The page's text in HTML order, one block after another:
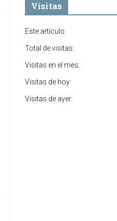
Visitas
Este artículo:
Total de visitas:
Visitas en el mes:
Visitas de hoy:
Visitas de ayer: